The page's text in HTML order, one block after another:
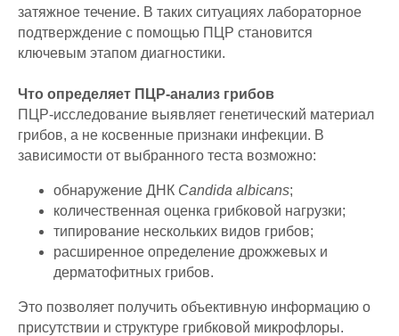
затяжное течение. В таких ситуациях лабораторное
подтверждение с помощью ПЦР становится
ключевым этапом диагностики.
Что определяет ПЦР-анализ грибов
ПЦР-исследование выявляет генетический материал
грибов, а не косвенные признаки инфекции. В
зависимости от выбранного теста возможно:
обнаружение ДНК Candida albicans;
количественная оценка грибковой нагрузки;
типирование нескольких видов грибов;
расширенное определение дрожжевых и
дерматофитных грибов.
Это позволяет получить объективную информацию о
присутствии и структуре грибковой микрофлоры.